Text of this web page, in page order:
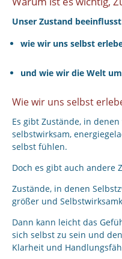
Unser Zustand beeinflusst
wie wir uns selbst
und wie wir die Welt
Wie wir uns selbst
Es gibt Zustände, in
selbstwirksam,
selbst fühlen.
Doch es gibt auch andere
Zustände, in denen
größer und
Dann kann leicht das
sich selbst zu sein und
Klarheit und